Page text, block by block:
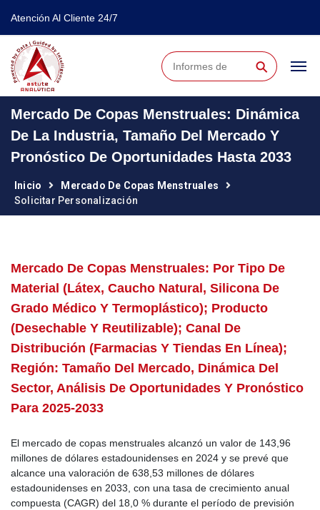
Atención Al Cliente 24/7
⚲
Mercado De Copas Menstruales: Dinámica
De La Industria, Tamaño Del Mercado Y
Pronóstico De Oportunidades Hasta 2033
Inicio
Mercado De Copas Menstruales
Solicitar Personalización
Mercado De Copas Menstruales: Por Tipo De
Material (látex, Caucho Natural, Silicona De
Grado Médico Y Termoplástico); Producto
(desechable Y Reutilizable); Canal De
Distribución (farmacias Y Tiendas En Línea);
Región: Tamaño Del Mercado, Dinámica Del
Sector, Análisis De Oportunidades Y Pronóstico
Para 2025-2033
El mercado de copas menstruales alcanzó un valor de 143,96
millones de dólares estadounidenses en 2024 y se prevé que
alcance una valoración de 638,53 millones de dólares
estadounidenses en 2033, con una tasa de crecimiento anual
compuesta (CAGR) del 18,0 % durante el período de previsión